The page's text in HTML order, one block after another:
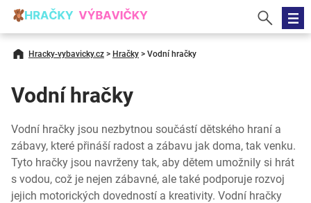
Hracky-vybavicky.cz > Hračky > Vodní hračky
Vodní hračky
Vodní hračky jsou nezbytnou součástí dětského hraní a
zábavy, které přináší radost a zábavu jak doma, tak venku.
Tyto hračky jsou navrženy tak, aby dětem umožnily si hrát
s vodou, což je nejen zábavné, ale také podporuje rozvoj
jejich motorických dovedností a kreativity. Vodní hračky